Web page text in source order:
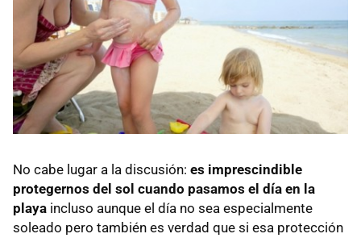
No cabe lugar a la discusión: es imprescindible
protegernos del sol cuando pasamos el día en la
playa incluso aunque el día no sea especialmente
soleado pero también es verdad que si esa protección